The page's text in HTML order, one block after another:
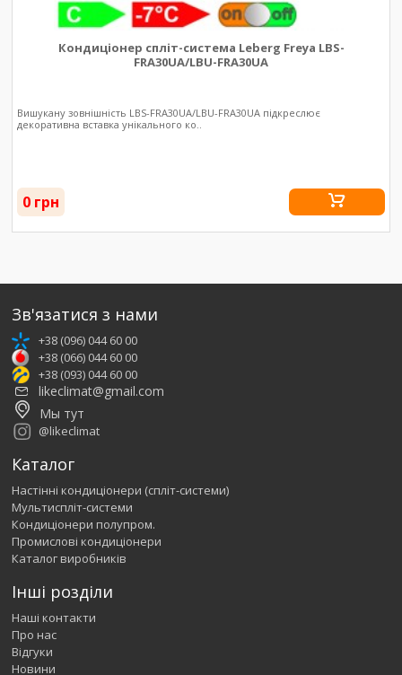
Кондиціонер спліт-система Leberg Freya LBS-
FRA30UA/LBU-FRA30UA
Вишукану зовнішність LBS-FRA30UA/LBU-FRA30UA підкреслює
декоративна вставка унікального ко..
0 грн
Зв'язатися з нами
+38 (096) 044 60 00
+38 (066) 044 60 00
+38 (093) 044 60 00
likeclimat@gmail.com
Мы тут
@likeclimat
Каталог
Настінні кондиціонери (спліт-системи)
Мультиспліт-системи
Кондиціонери полупром.
Промислові кондиціонери
Каталог виробників
Інші розділи
Наші контакти
Про нас
Відгуки
Новини